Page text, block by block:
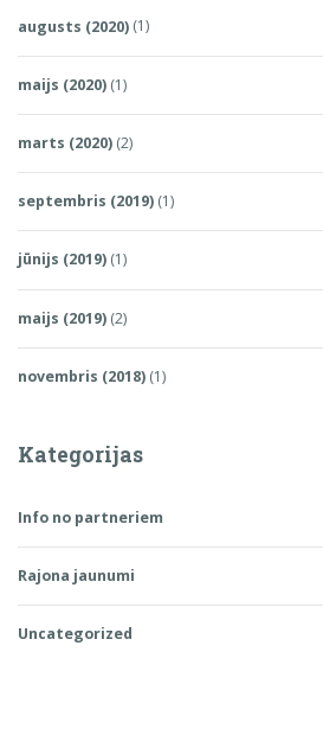
augusts (2020) (1)
maijs (2020) (1)
marts (2020) (2)
septembris (2019) (1)
jūnijs (2019) (1)
maijs (2019) (2)
novembris (2018) (1)
Kategorijas
Info no partneriem
Rajona jaunumi
Uncategorized